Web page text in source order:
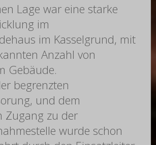
Lage war eine starke
im
im Kasselgrund, mit
Anzahl von
Gebäude.
begrenzten
und dem
Zugang zu der
wurde schon